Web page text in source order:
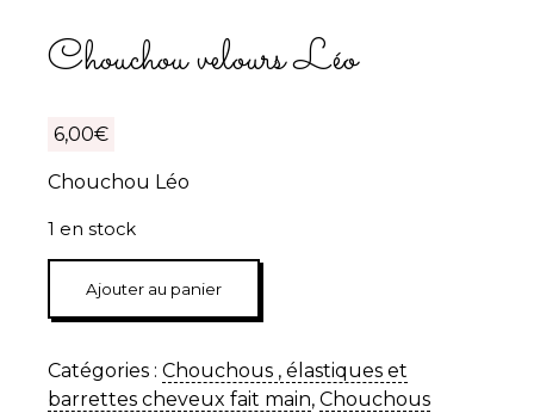
Chouchou velours Léo
6,00€
Chouchou Léo
1 en stock
Chouchou
velours
Léo
Ajouter au panier
Catégories : Chouchous , élastiques et
barrettes cheveux fait main, Chouchous